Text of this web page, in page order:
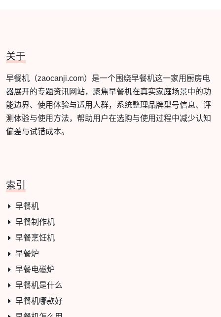
关于
早餐机（zaocanji.com）是一个围绕早餐机这一家用厨房电
器展开的专题资讯网站，聚焦早餐机在真实家庭场景中的功
能边界、使用体验与适用人群，系统整理品牌型号信息、评
测体验与使用方法，帮助用户在选购与使用过程中减少认知
偏差与试错成本。
索引
早餐机
早餐制作机
早餐烹饪机
早餐炉
早餐电磁炉
早餐机是什么
早餐机哪款好